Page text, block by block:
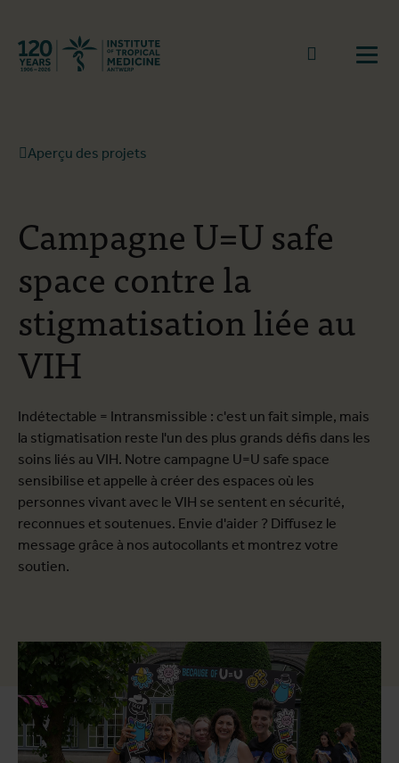
Retourner à la page d'accueil
go to
Aperçu des projets
Campagne U=U safe
space contre la
stigmatisation liée au
VIH
Indétectable = Intransmissible : c'est un fait simple, mais
la stigmatisation reste l'un des plus grands défis dans les
soins liés au VIH. Notre campagne U=U safe space
sensibilise et appelle à créer des espaces où les
personnes vivant avec le VIH se sentent en sécurité,
reconnues et soutenues. Envie d'aider ? Diffusez le
message grâce à nos autocollants et montrez votre
soutien.